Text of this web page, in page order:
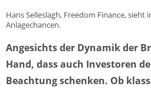
Hans Selleslagh, Freedom Finance,
Anlagechancen.
Angesichts der Dynamik der
Hand, dass auch Investoren
Beachtung schenken. Ob